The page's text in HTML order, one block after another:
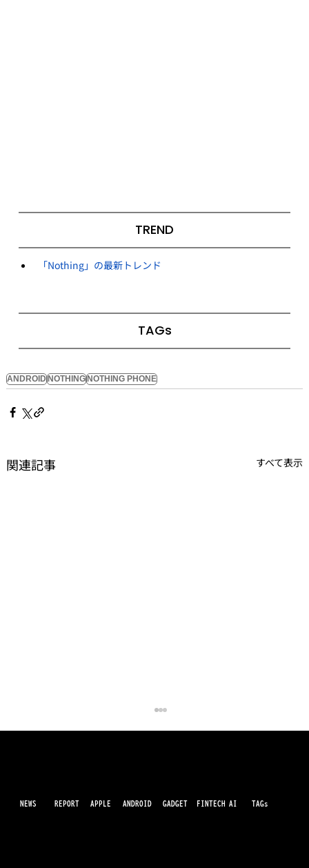
TREND
「Nothing」の最新トレンド
TAGs
ANDROIDNOTHINGNOTHING PHONE
関連記事 すべて表示
NEWS REPORT APPLE ANDROID GADGET FINTECH AI TAGs